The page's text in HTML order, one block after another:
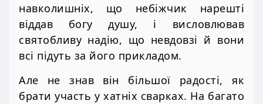
навколишніх, що небіжчик нарешті
віддав богу душу, і висловлював
святобливу надію, що невдовзі й вони
всі підуть за його прикладом.
Але не знав він більшої радості, як
брати участь у хатніх сварках. На багато